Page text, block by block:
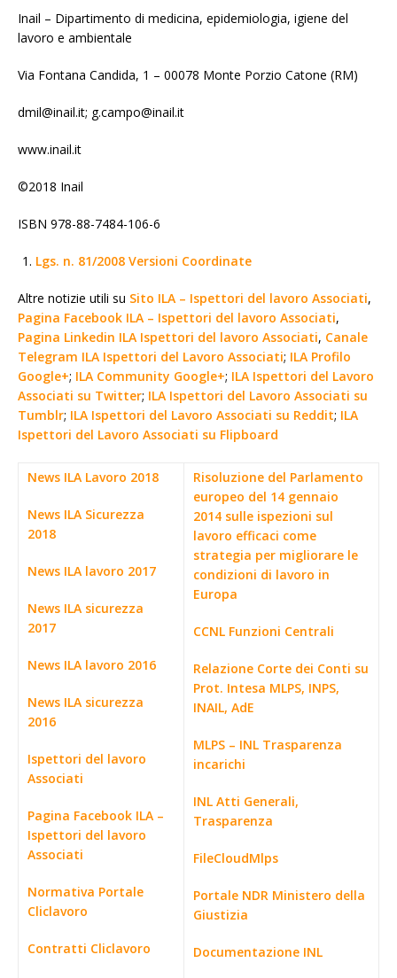
Inail – Dipartimento di medicina, epidemiologia, igiene del
lavoro e ambientale
Via Fontana Candida, 1 – 00078 Monte Porzio Catone (RM)
dmil@inail.it; g.campo@inail.it
www.inail.it
©2018 Inail
ISBN 978-88-7484-106-6
Lgs. n. 81/2008 Versioni Coordinate
Altre notizie utili su Sito ILA – Ispettori del lavoro Associati,
Pagina Facebook ILA – Ispettori del lavoro Associati,
Pagina Linkedin ILA Ispettori del lavoro Associati, Canale
Telegram ILA Ispettori del Lavoro Associati; ILA Profilo
Google+; ILA Community Google+; ILA Ispettori del Lavoro
Associati su Twitter; ILA Ispettori del Lavoro Associati su
Tumblr; ILA Ispettori del Lavoro Associati su Reddit; ILA
Ispettori del Lavoro Associati su Flipboard
News ILA Lavoro 2018
News ILA Sicurezza
2018
News ILA lavoro 2017
News ILA sicurezza
2017
News ILA lavoro 2016
News ILA sicurezza
2016
Ispettori del lavoro
Associati
Pagina Facebook ILA –
Ispettori del lavoro
Associati
Normativa Portale
Cliclavoro
Contratti Cliclavoro
Risoluzione del Parlamento
europeo del 14 gennaio
2014 sulle ispezioni sul
lavoro efficaci come
strategia per migliorare le
condizioni di lavoro in
Europa
CCNL Funzioni Centrali
Relazione Corte dei Conti su
Prot. Intesa MLPS, INPS,
INAIL, AdE
MLPS – INL Trasparenza
incarichi
INL Atti Generali,
Trasparenza
FileCloudMlps
Portale NDR Ministero della
Giustizia
Documentazione INL